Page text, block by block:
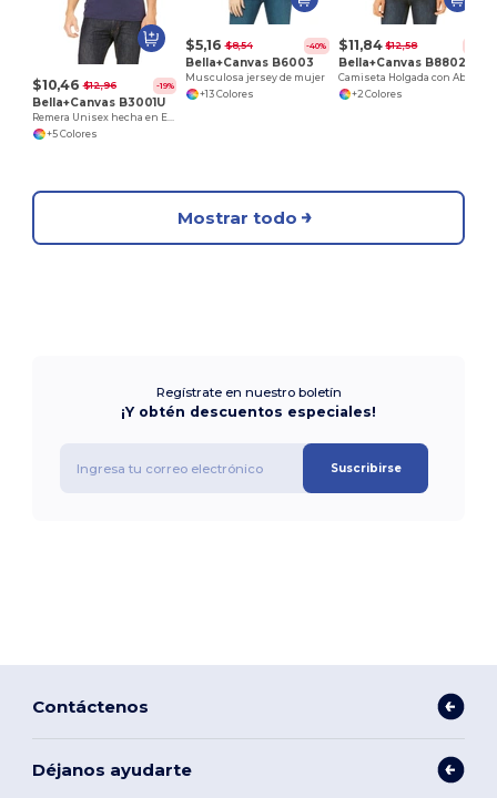
$10,46 $12,96 -19%
Bella+Canvas B3001U
Remera Unisex hecha en EE.UU
+5 Colores
$5,16 $8,54 -40%
Bella+Canvas B6003
Musculosa jersey de mujer
+13 Colores
$11,84 $12,58
Bella+Canvas B8802
+2 Colores
Mostrar todo
Regístrate en nuestro boletín
¡Y obtén descuentos especiales!
Suscribirse
Contáctenos
Déjanos ayudarte